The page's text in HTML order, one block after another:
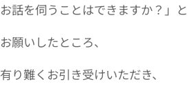
お話を伺うことはできますか？」と
お願いしたところ、
有り難くお引き受けいただき、